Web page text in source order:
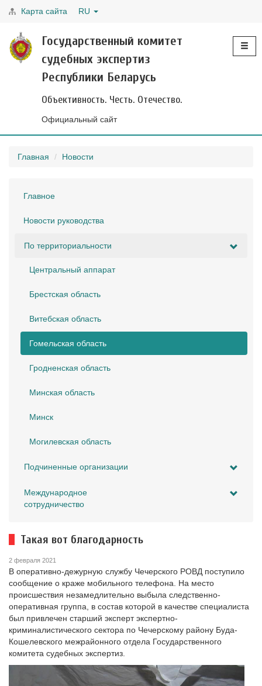
Карта сайта RU
Государственный комитет
судебных экспертиз
Республики Беларусь
Объективность. Честь. Отечество.
Официальный сайт
Главная Новости
Главное
Новости руководства
По территориальности
Центральный аппарат
Брестская область
Витебская область
Гомельская область
Гродненская область
Минская область
Минск
Могилевская область
Подчиненные организации
Международное
сотрудничество
Такая вот благодарность
2 февраля 2021
В оперативно-дежурную службу Чечерского РОВД поступило
сообщение о краже мобильного телефона. На место
происшествия незамедлительно выбыла следственно-
оперативная группа, в состав которой в качестве специалиста
был привлечен старший эксперт экспертно-
криминалистического сектора по Чечерскому району Буда-
Кошелевского межрайонного отдела Государственного
комитета судебных экспертиз.